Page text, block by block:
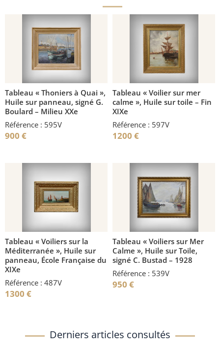
Tableau « Thoniers à Quai »,
Huile sur panneau, signé G.
Boulard – Milieu XXe
Référence : 595V
900 €
Tableau « Voilier sur mer
calme », Huile sur toile – Fin
XIXe
Référence : 597V
1200 €
Tableau « Voiliers sur la
Méditerranée », Huile sur
panneau, École Française du
XIXe
Référence : 487V
1300 €
Tableau « Voiliers sur Mer
Calme », Huile sur Toile,
signé C. Bustad – 1928
Référence : 539V
950 €
Derniers articles consultés